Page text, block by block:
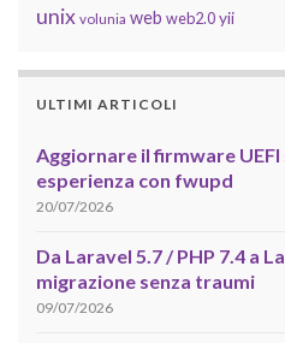
unix volunia web web2.0 yii
ULTIMI ARTICOLI
Aggiornare il firmware UEFI
esperienza con fwupd
20/07/2026
Da Laravel 5.7 / PHP 7.4 a
migrazione senza traumi
09/07/2026